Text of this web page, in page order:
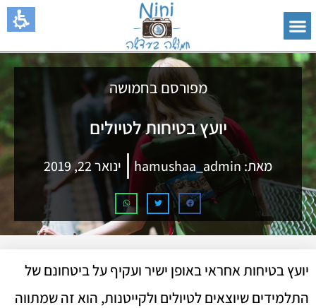
מפורסם בחמושה
יועץ בטיחות לטיולים
מאת: ינואר 22, 2019
יועץ בטיחות אחראי באופן ישיר ועקיף על ביטחונם של
התלמידים שיוצאים לטיולים ולקייטנות, הוא זה שמתווה